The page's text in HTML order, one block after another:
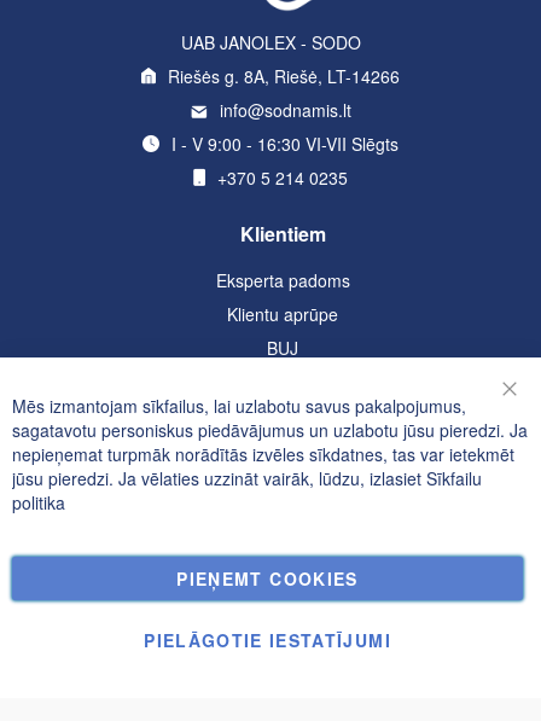
UAB JANOLEX - SODO
Riešės g. 8A, Riešė, LT-14266
info@sodnamis.lt
I - V 9:00 - 16:30 VI-VII Slēgts
+370 5 214 0235
Klientiem
Eksperta padoms
Klientu aprūpe
BUJ
Informācija
Konfidencialitātes un sīkfailu politika
Meklētie atslēgvārdi
Pasūtījumi un atgriešana
Kontakti
Mēs izmantojam sīkfailus, lai uzlabotu savus pakalpojumus,
sagatavotu personiskus piedāvājumus un uzlabotu jūsu pieredzi. Ja
nepieņemat turpmāk norādītās izvēles sīkdatnes, tas var ietekmēt
jūsu pieredzi. Ja vēlaties uzzināt vairāk, lūdzu, izlasiet Sīkfailu
politika
PIEŅEMT COOKIES
PIELĀGOTIE IESTATĪJUMI